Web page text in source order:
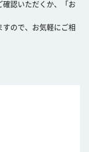
認いただくか、「お
ので、お気軽にご相